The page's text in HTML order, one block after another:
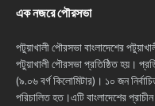
এক নজরে পৌরসভা
পটুয়াখালী পৌরসভা বাংলাদেশের
পটুয়াখালী পৌরসভা প্রতিষ্ঠিত হয়।
(৯.০৬ বর্গ কিলোমিটার)। ১০ জন
পরিচালিত হত।এটি বাংলাদেশের